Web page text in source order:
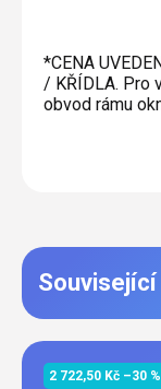
*CENA
/ KŘÍDLA. Pro
obvod rámu
2 722,50 Kč –30 %